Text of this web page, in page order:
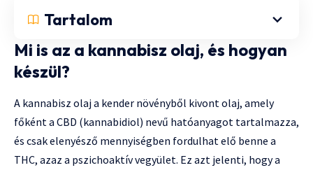
Tartalom
Mi is az a kannabisz olaj, és hogyan
készül?
A kannabisz olaj a kender növényből kivont olaj, amely
főként a CBD (kannabidiol) nevű hatóanyagot tartalmazza,
és csak elenyésző mennyiségben fordulhat elő benne a
THC, azaz a pszichoaktív vegyület. Ez azt jelenti, hogy a